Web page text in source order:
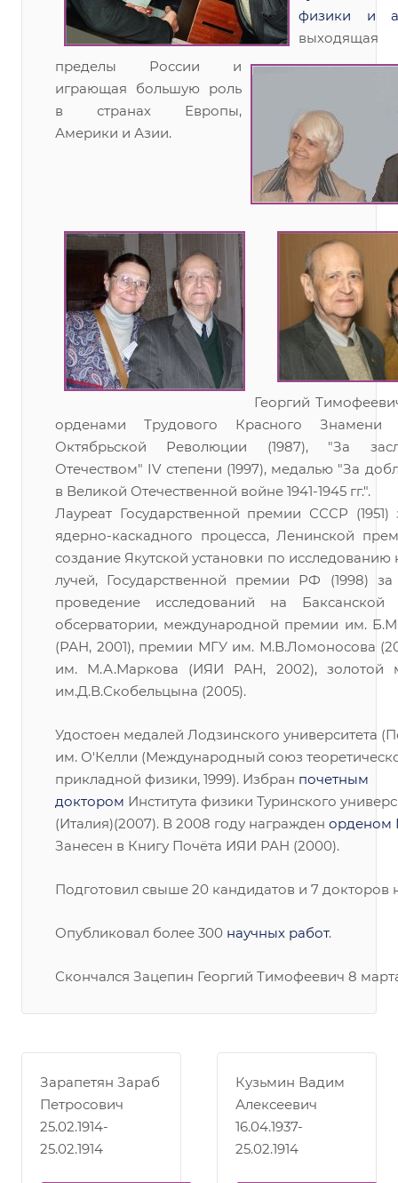
физики и
выходящая
пределы России и
играющая большую роль
в странах Европы,
Америки и Азии.
Георгий
орденами Трудового Красного Знамени
Октябрьской Революции (1987), "За
Отечеством" IV степени (1997), медалью "За
в Великой Отечественной войне 1941-1945 гг.".
Лауреат Государственной премии СССР (1951)
ядерно-каскадного процесса, Ленинской
создание Якутской установки по исследованию
лучей, Государственной премии РФ (1998)
проведение исследований на Баксанской
обсерватории, международной премии им.
(РАН, 2001), премии МГУ им. М.В.Ломоносова
им. М.А.Маркова (ИЯИ РАН, 2002), золотой
им.Д.В.Скобельцына (2005).
Удостоен медалей Лодзинского университета
им. О'Келли (Международный союз
прикладной физики, 1999). Избран почетным
доктором Института физики Туринского
(Италия)(2007). В 2008 году награжден орденом
Занесен в Книгу Почёта ИЯИ РАН (2000).
Подготовил свыше 20 кандидатов и 7 докторов
Опубликовал более 300 научных работ.
Скончался Зацепин Георгий Тимофеевич 8
Зарапетян Зараб
Петросович
25.02.1914-
25.02.1914
Кузьмин Вадим
Алексеевич
16.04.1937-
25.02.1914